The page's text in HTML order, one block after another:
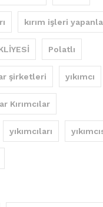
kırım işleri
Polatlı
şirketleri yıkımcı
Kırımcılar
yıkımcıları